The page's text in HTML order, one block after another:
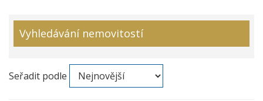
Vyhledávání nemovitostí
Seřadit podle